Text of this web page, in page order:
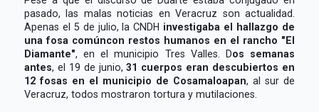
pasado, las malas noticias en Veracruz son actualidad.
Apenas el 5 de julio, la CNDH investigaba el hallazgo de
una fosa comúncon restos humanos en el rancho "El
Diamante", en el municipio Tres Valles. Dos semanas
antes, el 19 de junio,31 cuerpos eran descubiertos en
12 fosas en el municipio de Cosamaloapan, al sur de
Veracruz, todos mostraron tortura y mutilaciones.